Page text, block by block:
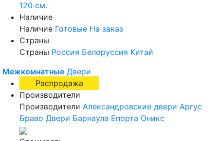
120 см.
Наличие
Наличие Готовые На заказ
Страны
Страны Россия Белоруссия Китай
Межкомнатные Двери
Распродажа
Производители
Производители Александровские двери Аргус
Браво Двери Барнаула Епорта Оникс